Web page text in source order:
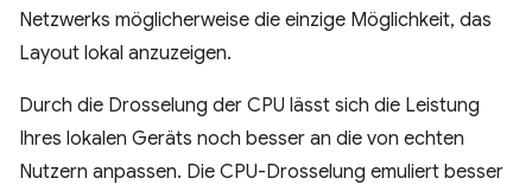
Netzwerks möglicherweise die einzige Möglichkeit, das
Layout lokal anzuzeigen.
Durch die Drosselung der CPU lässt sich die Leistung
Ihres lokalen Geräts noch besser an die von echten
Nutzern anpassen. Die CPU-Drosselung emuliert besser